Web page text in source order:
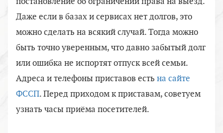
Даже если в базах и сервисах нет долгов, это
можно сделать на всякий случай. Тогда можно
быть точно уверенным, что давно забытый долг
или ошибка не испортят отпуск всей семьи.
Адреса и телефоны приставов есть на сайте
ФССП. Перед приходом к приставам, советуем
узнать часы приёма посетителей.